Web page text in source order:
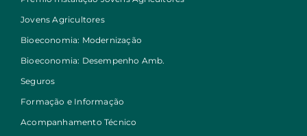
Jovens Agricultores
Bioeconomia: Modernização
Bioeconomia: Desempenho Amb.
Seguros
Formação e Informação
Acompanhamento Técnico